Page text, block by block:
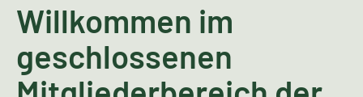
Willkommen im
geschlossenen